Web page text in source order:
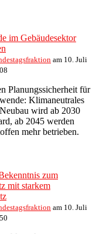
im Gebäudesektor
am 10. Juli
Planungssicherheit für
Klimaneutrales
wird ab 2030
ab 2045 werden
mehr betrieben.
zum
mit starkem
am 10. Juli